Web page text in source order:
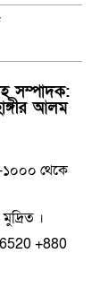
সম্পাদক:
আলম
-১০০০ থেকে
।
+880